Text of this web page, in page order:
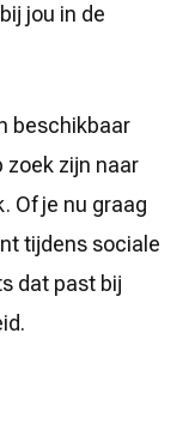
jou in de
beschikbaar
zoek zijn naar
Of je nu graag
tijdens sociale
dat past bij